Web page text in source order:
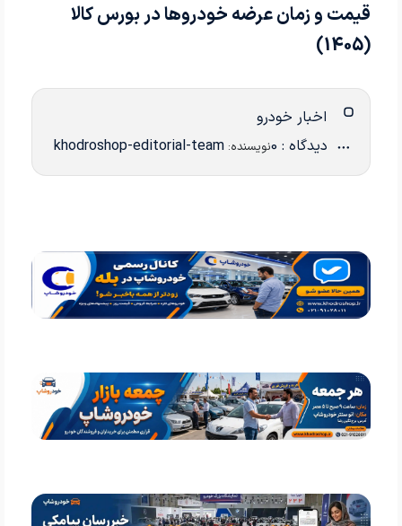
قیمت و زمان عرضه خودروها در بورس کالا
(1405)
اخبار خودرو
دیدگاه : 0 نویسنده: khodroshop-editorial-team